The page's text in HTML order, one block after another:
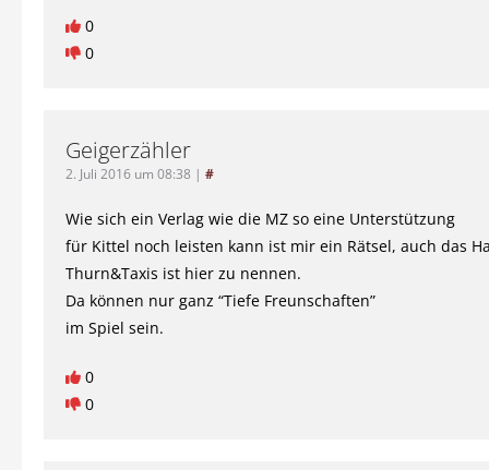
0
0
Geigerzähler
2. Juli 2016 um 08:38 | #
Wie sich ein Verlag wie die MZ so eine Unterstützung
für Kittel noch leisten kann ist mir ein Rätsel, auch das
Thurn&Taxis ist hier zu nennen.
Da können nur ganz “Tiefe Freunschaften”
im Spiel sein.
0
0